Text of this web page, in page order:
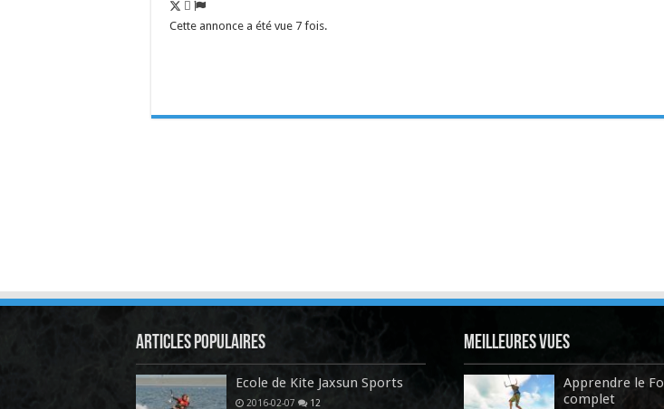
Cette annonce a été vue 7 fois.
Articles Populaires
Ecole de Kite Jaxsun Sports
2016-02-07 12
Meilleures vues
Apprendre le
complet